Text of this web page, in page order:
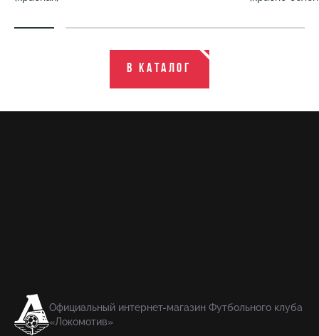
В каталог
Официальный интернет-магазин Футбольного клуба
«Локомотив»